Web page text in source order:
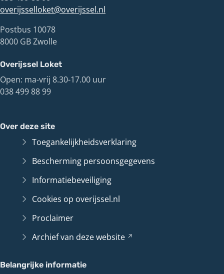
overijsselloket@overijssel.nl
Postbus 10078
8000 GB Zwolle
Overijssel Loket
Open: ma-vrij 8.30-17.00 uur
038 499 88 99
Over deze site
Toegankelijkheidsverklaring
Bescherming persoonsgegevens
Informatiebeveiliging
Cookies op overijssel.nl
Proclaimer
Archief van dezewebsite
Belangrijke informatie